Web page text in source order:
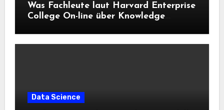
Was Fachleute laut Harvard Enterprise
College On-line über Knowledge
Data Science